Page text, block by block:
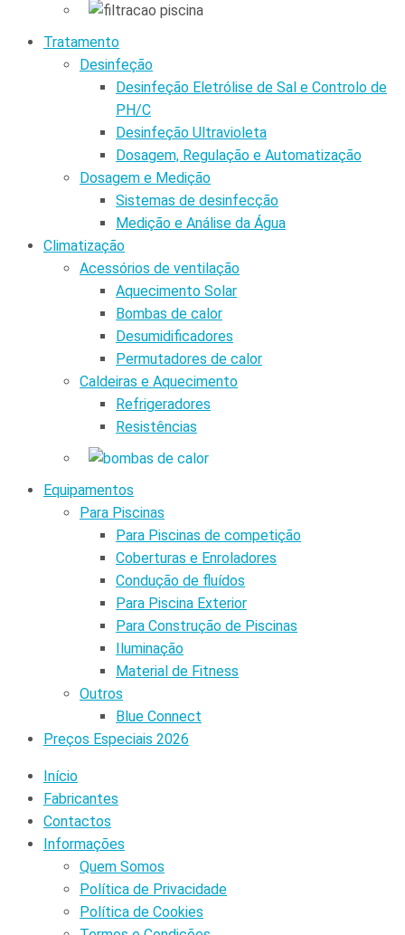
Tratamento
Desinfeção
Desinfeção Eletrólise de Sal e Controlo de
PH/C
Desinfeção Ultravioleta
Dosagem, Regulação e Automatização
Dosagem e Medição
Sistemas de desinfecção
Medição e Análise da Água
Climatização
Acessórios de ventilação
Aquecimento Solar
Bombas de calor
Desumidificadores
Permutadores de calor
Caldeiras e Aquecimento
Refrigeradores
Resistências
Equipamentos
Para Piscinas
Para Piscinas de competição
Coberturas e Enroladores
Condução de fluídos
Para Piscina Exterior
Para Construção de Piscinas
Iluminação
Material de Fitness
Outros
Blue Connect
Preços Especiais 2026
Início
Fabricantes
Contactos
Informações
Quem Somos
Política de Privacidade
Política de Cookies